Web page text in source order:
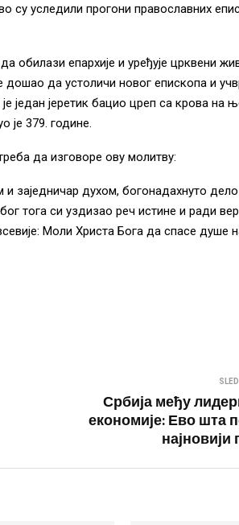
су уследили прогони православних
обилази епархије и уређује црквени
дошао да устоличи новог епископа и
један јеретик бацио цреп са крова на
је 379. године.
да изговоре ову молитву:
заједничар духом, богонадахнуто
тога си уздизао реч истине и ради
Моли Христа Бога да спасе душе
Србија међу
економије: Ево шта